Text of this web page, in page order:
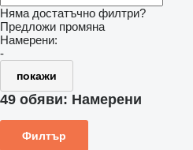
Няма достатъчно филтри?
Предложи промяна
Намерени:
-
покажи
49 обяви: Намерени
Филтър